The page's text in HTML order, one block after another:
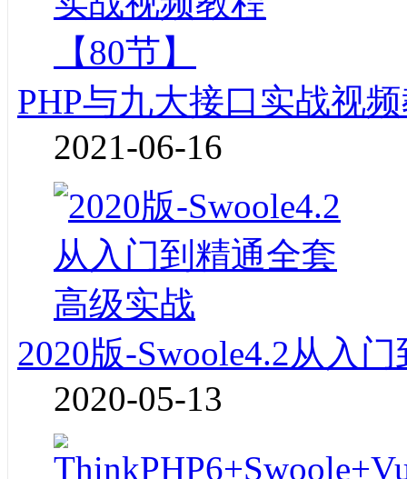
PHP与九大接口实战视
2021-06-16
2020版-Swoole4.2从入
2020-05-13